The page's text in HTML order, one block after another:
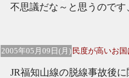
不思議だな～と思うのです
2005年05月09日(月) 民度が高いお
JR福知山線の脱線事故後